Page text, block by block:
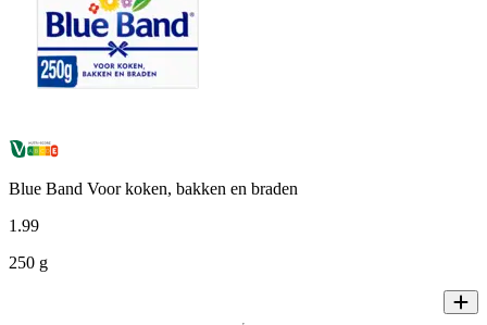
Blue Band Voor koken, bakken en braden
1 .99
250 g